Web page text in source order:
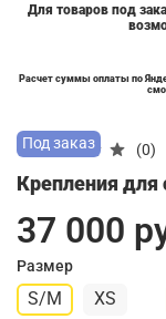
Для товаров под
Расчет суммы оплаты по
Под заказ (0)
Крепления для
37 000
Размер
S/M XS